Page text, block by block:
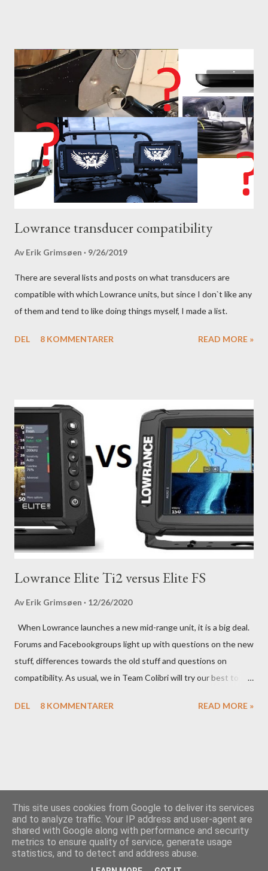
Lowrance transducer compatibility
Av Erik Grimsøen 9/26/2019
There are several lists and posts on what transducers are
compatible with which Lowrance units, but since I don`t like any
of them and tend to like doing things myself, I made a list.
DEL 8 KOMMENTARER READ MORE »
Lowrance Elite Ti2 versus Elite FS
Av Erik Grimsøen 12/26/2020
When Lowrance launches a new mid-range unit, it is a big deal.
Forums and Facebookgroups light up with questions on the new
stuff, differences towards the old stuff and questions on
compatibility. As usual, we in Team Colibri will try our best to
in-your-boat approach.
DEL 8 KOMMENTARER READ MORE »
Drevet av Blogger
Team Colibri
This site uses cookies from Google to deliver its services
and to analyze traffic. Your IP address and user-agent are
shared with Google along with performance and security
metrics to ensure quality of service, generate usage
statistics, and to detect and address abuse.